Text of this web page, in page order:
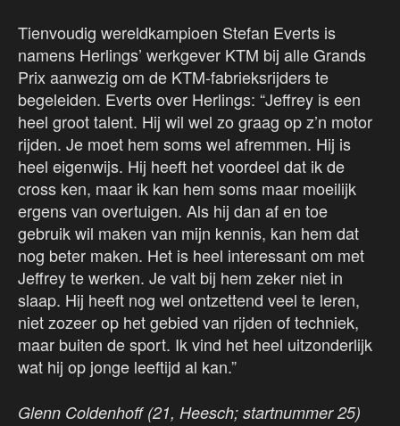
Tienvoudig wereldkampioen Stefan Everts is
namens Herlings’ werkgever KTM bij alle Grands
Prix aanwezig om de KTM-fabrieksrijders te
begeleiden. Everts over Herlings: “Jeffrey is een
heel groot talent. Hij wil wel zo graag op z’n motor
rijden. Je moet hem soms wel afremmen. Hij is
heel eigenwijs. Hij heeft het voordeel dat ik de
cross ken, maar ik kan hem soms maar moeilijk
ergens van overtuigen. Als hij dan af en toe
gebruik wil maken van mijn kennis, kan hem dat
nog beter maken. Het is heel interessant om met
Jeffrey te werken. Je valt bij hem zeker niet in
slaap. Hij heeft nog wel ontzettend veel te leren,
niet zozeer op het gebied van rijden of techniek,
maar buiten de sport. Ik vind het heel uitzonderlijk
wat hij op jonge leeftijd al kan.”
Glenn Coldenhoff (21, Heesch; startnummer 25)